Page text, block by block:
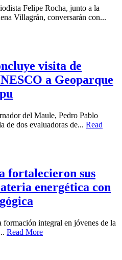
Felipe Rocha, junto a la
Villagrán, conversarán con...
visita de
a Geoparque
del Maule, Pedro Pablo
de dos evaluadoras de... Read
fortalecieron sus
energética con
integral en jóvenes de la
Read More